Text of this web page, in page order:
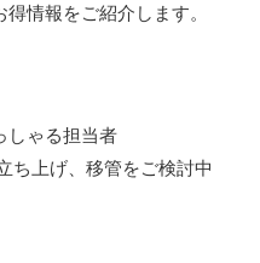
情報をご紹介します。
しゃる担当者
ち上げ、移管をご検討中